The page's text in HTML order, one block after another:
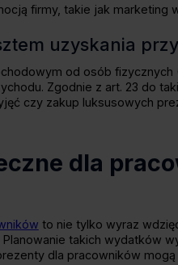
firmy, takie jak
uzyskania
od osób
Zgodnie z art. 23 do
czy zakup luksusowych
dla
to nie tylko wyraz
takich wydatków
dla pracowników